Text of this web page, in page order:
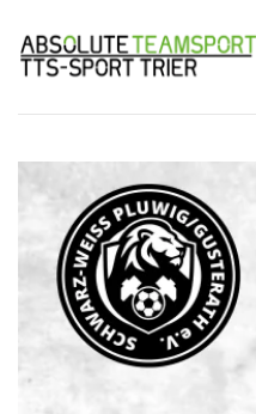
Inhalt
springen